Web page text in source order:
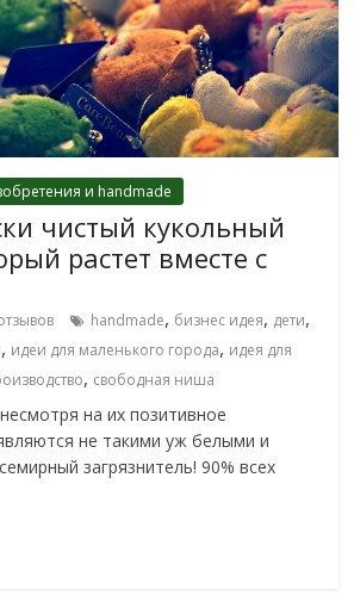
и handmade
чистый кукольный
растет вместе с
handmade, бизнес идея, дети,
, идеи для маленького города, идея для
, свободная ниша
на их позитивное
не такими уж белыми и
загрязнитель! 90% всех